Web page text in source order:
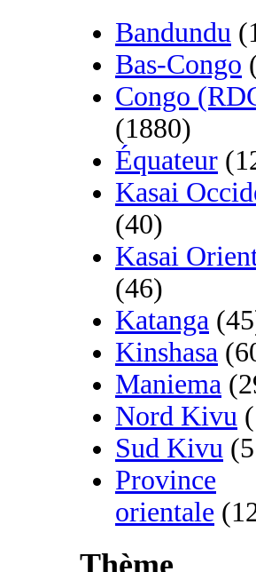
Bandundu
Bas-Congo
Congo
(1880)
Équateur
Kasai
(40)
Kasai
(46)
Katanga
Kinshasa
Maniema
Nord Kivu
Sud Kivu
Province
orientale